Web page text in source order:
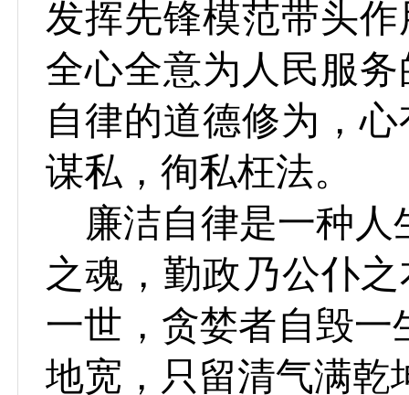
发挥先锋模范带头
全心全意为人民服
自律的道德修为，
谋私，徇私枉法。
廉洁自律是一种
之魂，勤政乃公仆
一世，贪婪者自毁一
地宽，只留清气满乾